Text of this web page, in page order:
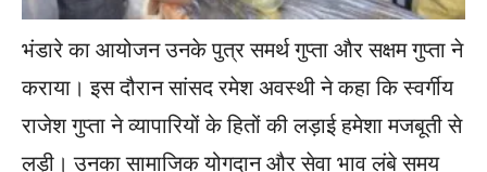
भंडारे का आयोजन उनके पुत्र समर्थ गुप्ता और सक्षम गुप्ता ने
कराया। इस दौरान सांसद रमेश अवस्थी ने कहा कि स्वर्गीय
राजेश गुप्ता ने व्यापारियों के हितों की लड़ाई हमेशा मजबूती से
लड़ी। उनका सामाजिक योगदान और सेवा भाव लंबे समय